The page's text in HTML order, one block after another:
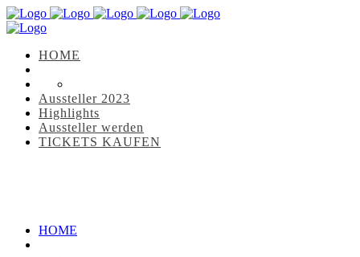
HOME
Aussteller 2023
Highlights
Aussteller werden
TICKETS KAUFEN
HOME